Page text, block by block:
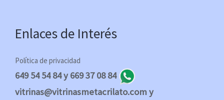
Enlaces de Interés
Política de privacidad
649 54 54 84 y 669 37 08 84
vitrinas@vitrinasmetacrilato.com y